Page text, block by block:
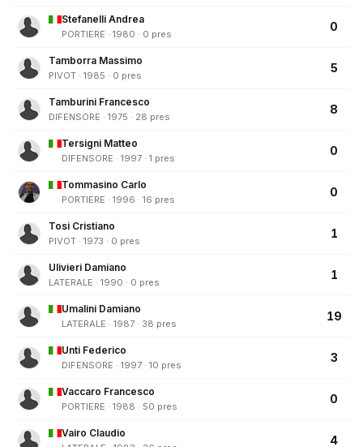
Stefanelli Andrea
PORTIERE · 1980 · 0 pres
0
Tamborra Massimo
PIVOT · 1985 · 0 pres
5
Tamburini Francesco
DIFENSORE · 1975 · 28 pres
8
Tersigni Matteo
DIFENSORE · 1997 · 1 pres
0
Tommasino Carlo
PORTIERE · 1996 · 16 pres
0
Tosi Cristiano
PIVOT · 1973 · 0 pres
1
Ulivieri Damiano
LATERALE · 1990 · 0 pres
1
Umalini Damiano
LATERALE · 1987 · 38 pres
19
Unti Federico
DIFENSORE · 1997 · 10 pres
3
Vaccaro Francesco
PORTIERE · 1988 · 50 pres
0
Vairo Claudio
4